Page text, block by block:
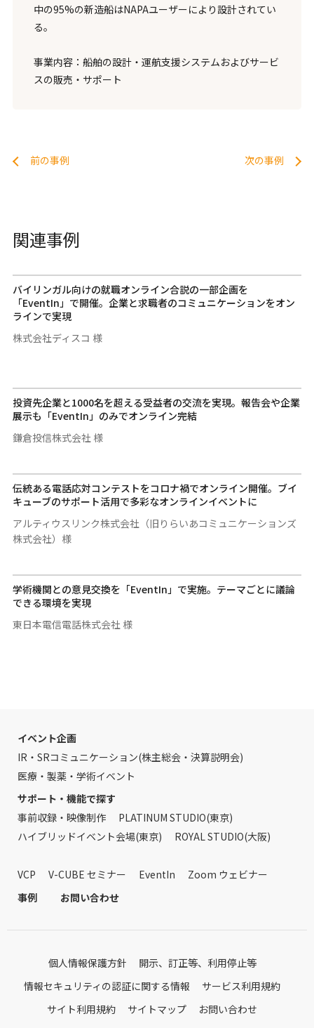
中の95%の新造船はNAPAユーザーにより設計されてい
る。
事業内容：船舶の設計・運航支援システムおよびサービ
スの販売・サポート
前の事例 次の事例
関連事例
バイリンガル向けの就職オンライン合説の一部企画を
「EventIn」で開催。企業と求職者のコミュニケーションをオン
ラインで実現
株式会社ディスコ 様
投資先企業と1000名を超える受益者の交流を実現。報告会や企業
展示も「EventIn」のみでオンライン完結
鎌倉投信株式会社 様
伝統ある電話応対コンテストをコロナ禍でオンライン開催。ブイ
キューブのサポート活用で多彩なオンラインイベントに
アルティウスリンク株式会社（旧りらいあコミュニケーションズ
株式会社）様
学術機関との意見交換を「EventIn」で実施。テーマごとに議論
できる環境を実現
東日本電信電話株式会社 様
イベント企画
IR・SRコミュニケーション(株主総会・決算説明会)
医療・製薬・学術イベント
サポート・機能で探す
事前収録・映像制作
PLATINUM STUDIO(東京)
ハイブリッドイベント会場(東京)
ROYAL STUDIO(大阪)
VCP V-CUBE セミナー EventIn
Zoom ウェビナー
事例
お問い合わせ
個人情報保護方針
開示、訂正等、利用停止等
情報セキュリティの認証に関する情報
サービス利用規約
サイト利用規約
サイトマップ お問い合わせ